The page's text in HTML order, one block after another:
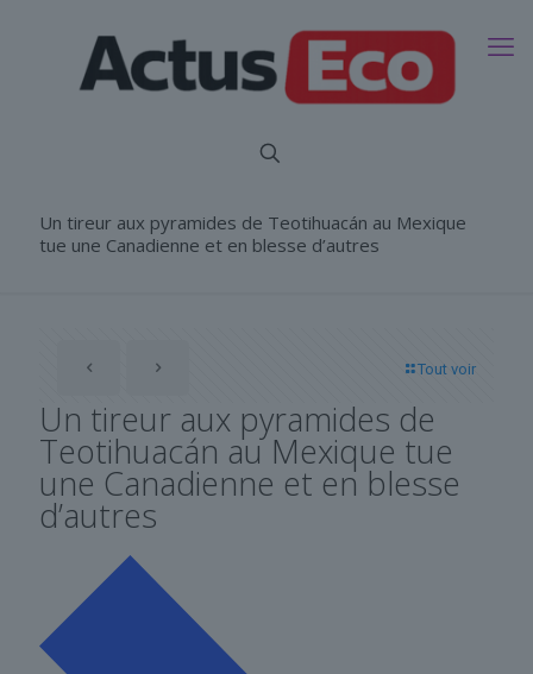
Un tireur aux pyramides de Teotihuacán au Mexique
tue une Canadienne et en blesse d’autres
Tout voir
Un tireur aux pyramides de
Teotihuacán au Mexique tue
une Canadienne et en blesse
d’autres